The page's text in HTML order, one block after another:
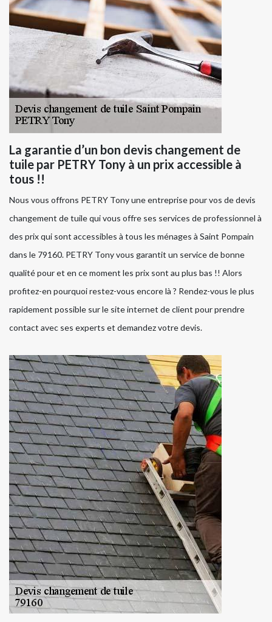
La garantie d’un bon devis changement de
tuile par PETRY Tony à un prix accessible à
tous !!
Nous vous offrons PETRY Tony une entreprise pour vos de devis
changement de tuile qui vous offre ses services de professionnel à
des prix qui sont accessibles à tous les ménages à Saint Pompain
dans le 79160. PETRY Tony vous garantit un service de bonne
qualité pour et en ce moment les prix sont au plus bas !! Alors
profitez-en pourquoi restez-vous encore là ? Rendez-vous le plus
rapidement possible sur le site internet de client pour prendre
contact avec ses experts et demandez votre devis.